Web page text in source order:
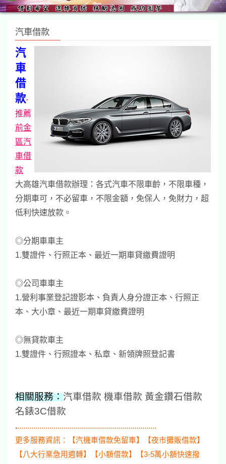
汽車借款
汽
車
借
款-
推薦
前金
區汽
車借
款
大高雄汽車借款辦理：各式汽車不限車齡，不限車種，
分期車可，不必留車，不限金額，免保人，免財力，超
低利快速放款。
◎分期車車主
1.雙證件、行照正本、最近一期車貸繳費證明
◎公司車車主
1.營利事業登記證影本、負責人身分證正本、行照正
本、大小章、最近一期車貸繳費證明
◎無貸款車主
1.雙證件、行照證本、私章、新領牌照登記書
相關服務：汽車借款 機車借款 黃金鑽石借款
名錶3C借款
......................................................................
更多服務資訊：【汽機車借款免留車】【夜市攤販借款】
【八大行業急用週轉】【小額借款】【3-5萬小額快速撥